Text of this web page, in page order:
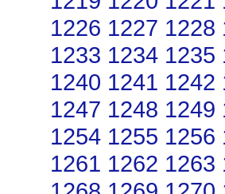
1226 1227 1228
1233 1234 1235
1240 1241 1242
1247 1248 1249
1254 1255 1256
1261 1262 1263